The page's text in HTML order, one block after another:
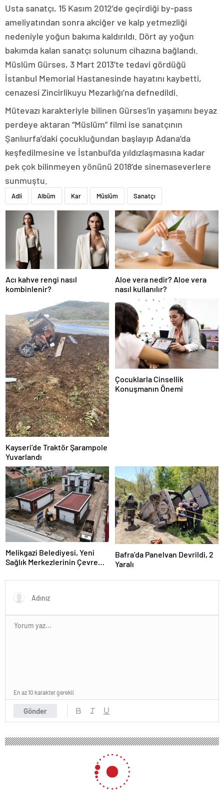
Usta sanatçı, 15 Kasım 2012’de geçirdiği by-pass
ameliyatından sonra akciğer ve kalp yetmezliği
nedeniyle yoğun bakıma kaldırıldı. Dört ay yoğun
bakımda kalan sanatçı solunum cihazına bağlandı.
Müslüm Gürses, 3 Mart 2013’te tedavi gördüğü
İstanbul Memorial Hastanesinde hayatını kaybetti,
cenazesi Zincirlikuyu Mezarlığı’na defnedildi.
Mütevazı karakteriyle bilinen Gürses’in yaşamını beyaz
perdeye aktaran “Müslüm” filmi ise sanatçının
Şanlıurfa’daki çocukluğundan başlayıp Adana’da
keşfedilmesine ve İstanbul’da yıldızlaşmasına kadar
pek çok bilinmeyen yönünü 2018’de sinemaseverlere
sunmuştu.
Adli Albüm Kar Müslüm Sanatçı
Acı kahve rengi nasıl
kombinlenir?
Aloe vera nedir? Aloe vera
nasıl kullanılır?
Kayseri’de Traktör Şarampole
Yuvarlandı
Çocuklarla Cinsellik
Konuşmanın Önemi
Melikgazi Belediyesi, Yeni
Sağlık Merkezlerinin Çevre
Bafra’da Panelvan Devrildi, 2
Yaralı
Gönder
En az 10 karakter gerekli